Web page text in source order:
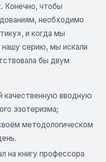
Конечно, чтобы
необходимо
и когда мы
нашу серию, мы искали
бы двум
качественную вводную
эзотеризма;
методологическом
на книгу профессора